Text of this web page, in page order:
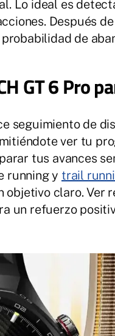
Lo ideal es
Después
de
GT 6 Pro
seguimiento de
ver tu
tus avances
running y trail
objetivo claro. Ver
un refuerzo